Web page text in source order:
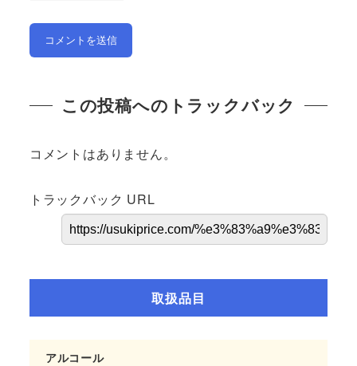
この投稿へのトラックバック
コメントはありません。
トラックバック URL
取扱品目
アルコール